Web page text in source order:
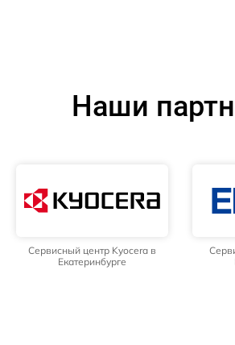
Наши
Сервисный центр Kyocera в
Екатеринбурге